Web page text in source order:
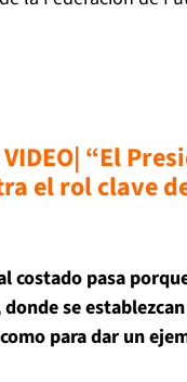
VIDEO| “El
el rol clave
costado pasa
se
para dar un